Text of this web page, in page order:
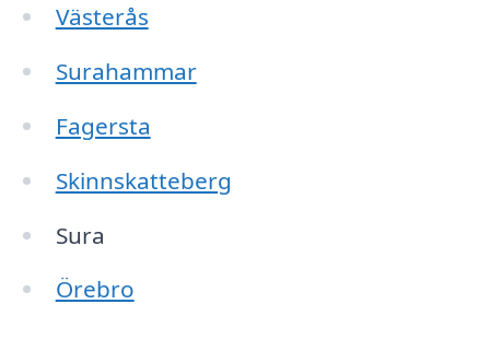
Västerås
Surahammar
Fagersta
Skinnskatteberg
Sura
Örebro